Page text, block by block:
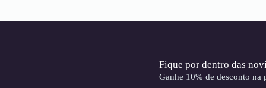
Fique por dentro das
Ganhe 10% de desconto na